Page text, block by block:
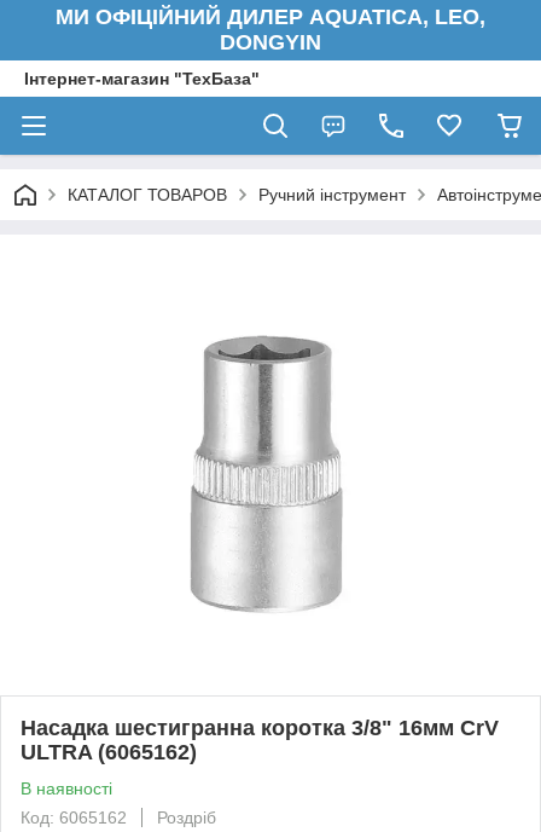
МИ ОФІЦІЙНИЙ ДИЛЕР AQUATICA, LEO,
DONGYIN
Інтернет-магазин "ТехБаза"
КАТАЛОГ ТОВАРОВ Ручний інструмент
Насадка шестигранна коротка 3/8" 16мм CrV
ULTRA (6065162)
В наявності
Код: 6065162
Роздріб